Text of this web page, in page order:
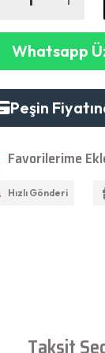
Whatsapp
Peşin
Hızlı Gönderi